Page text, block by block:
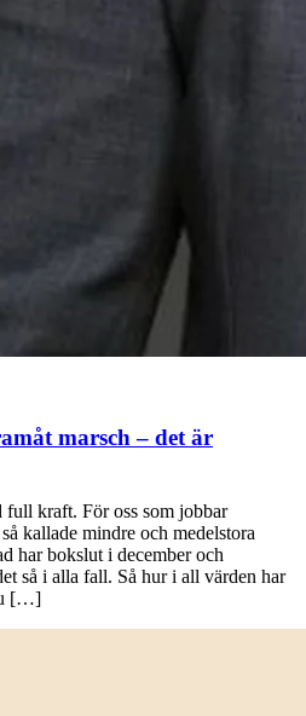
marsch – det är
full kraft. För oss som jobbar
kallade mindre och medelstora
har bokslut i december och
så i alla fall. Så hur i all värden har
[…]